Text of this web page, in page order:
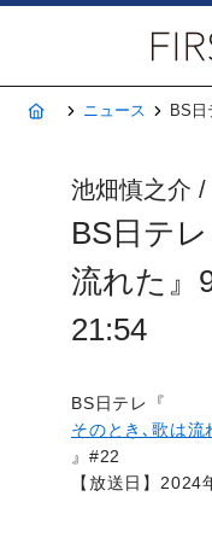
ホームニュース BS日
池畑慎之介 /
BS日テ
流れた』
21:54
BS日テレ『
そのとき､歌は流
』#22
【放送日】